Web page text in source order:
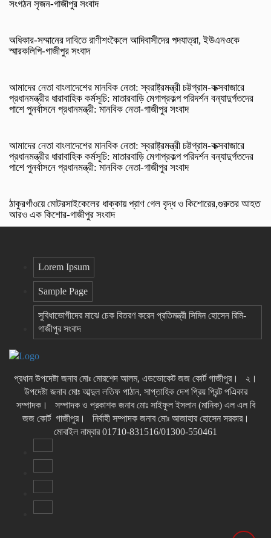
সংগঠন সৃজন-গাজীপুর সংবাদ
অধিকার-সম্মানের দাবিতে রাণীশংকৈলে আদিবাসীদের পদযাত্রা, ইউএনওকে
স্মারকলিপি-গাজীপুর সংবাদ
আমাদের নেতা বাংলাদেশের মানবিক নেতা: স্বরাষ্ট্রমন্ত্রী চট্টগ্রাম-কক্সবাজারে
প্রধানমন্ত্রীর ধারাবাহিক কর্মসূচি: মাতারবাড়ি মেগাপ্রকল্প পরিদর্শন বন্যাদুর্গতদের
পাশে পুনর্বাসনে প্রধানমন্ত্রী: মানবিক নেতা-গাজীপুর সংবাদ
আমাদের নেতা বাংলাদেশের মানবিক নেতা: স্বরাষ্ট্রমন্ত্রী চট্টগ্রাম-কক্সবাজারে
প্রধানমন্ত্রীর ধারাবাহিক কর্মসূচি: মাতারবাড়ি মেগাপ্রকল্প পরিদর্শন বন্যাদুর্গতদের
পাশে পুনর্বাসনে প্রধানমন্ত্রী: মানবিক নেতা-গাজীপুর সংবাদ
ঠাকুরগাঁওয়ে মোটরসাইকেলের ধাক্কায় প্রাণ গেল বৃদ্ধ ও কিশোরের,গুরুতর আহত
আরও এক কিশোর-গাজীপুর সংবাদ
Lorem Ipsum
Sample Page
সুবিধাভোগীদের মাঝে চেক বিতরণ করেন প্রতিমন্ত্রী সিমিন হোসেন রিমি-
গাজীপুর সংবাদ
প্রধান উপদেষ্টা জনাব মোঃ মোরশেদ আলম, এডভোকেট জজ কোর্ট গাজীপুর। ২।
উপদেষ্টা জনাব মোঃ আব্দুল লতিফ পাঠান, সাপ্তাহিক দেশ প্রিয় প্রিন্ট পএিকার
সম্পাদক। সম্পাদক ও প্রকাশক জনাব মোঃ সাইফুল ইসলান (মানিক) এল এল বি
জজ কোর্ট গাজীপুর। নির্বাহী সম্পাদক জনাব মোঃ আজাহার হোসেন সরকার।
মোবাইল নাম্বার 01710-831516/01300-550461